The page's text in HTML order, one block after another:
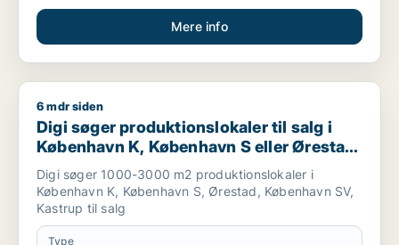
Mere info
Digi søger produktionslokaler til salg i København K,
6 mdr siden
Digi søger produktionslokaler til salg i
København K, København S eller Ørestad
m.fl.
Digi søger 1000-3000 m2 produktionslokaler i
København K, København S, Ørestad, København SV,
Kastrup til salg
Type